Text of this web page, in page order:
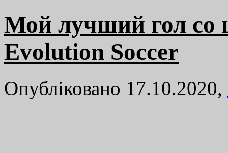
Мой лучший гол со
Evolution Soccer
Опубліковано 17.10.2020,